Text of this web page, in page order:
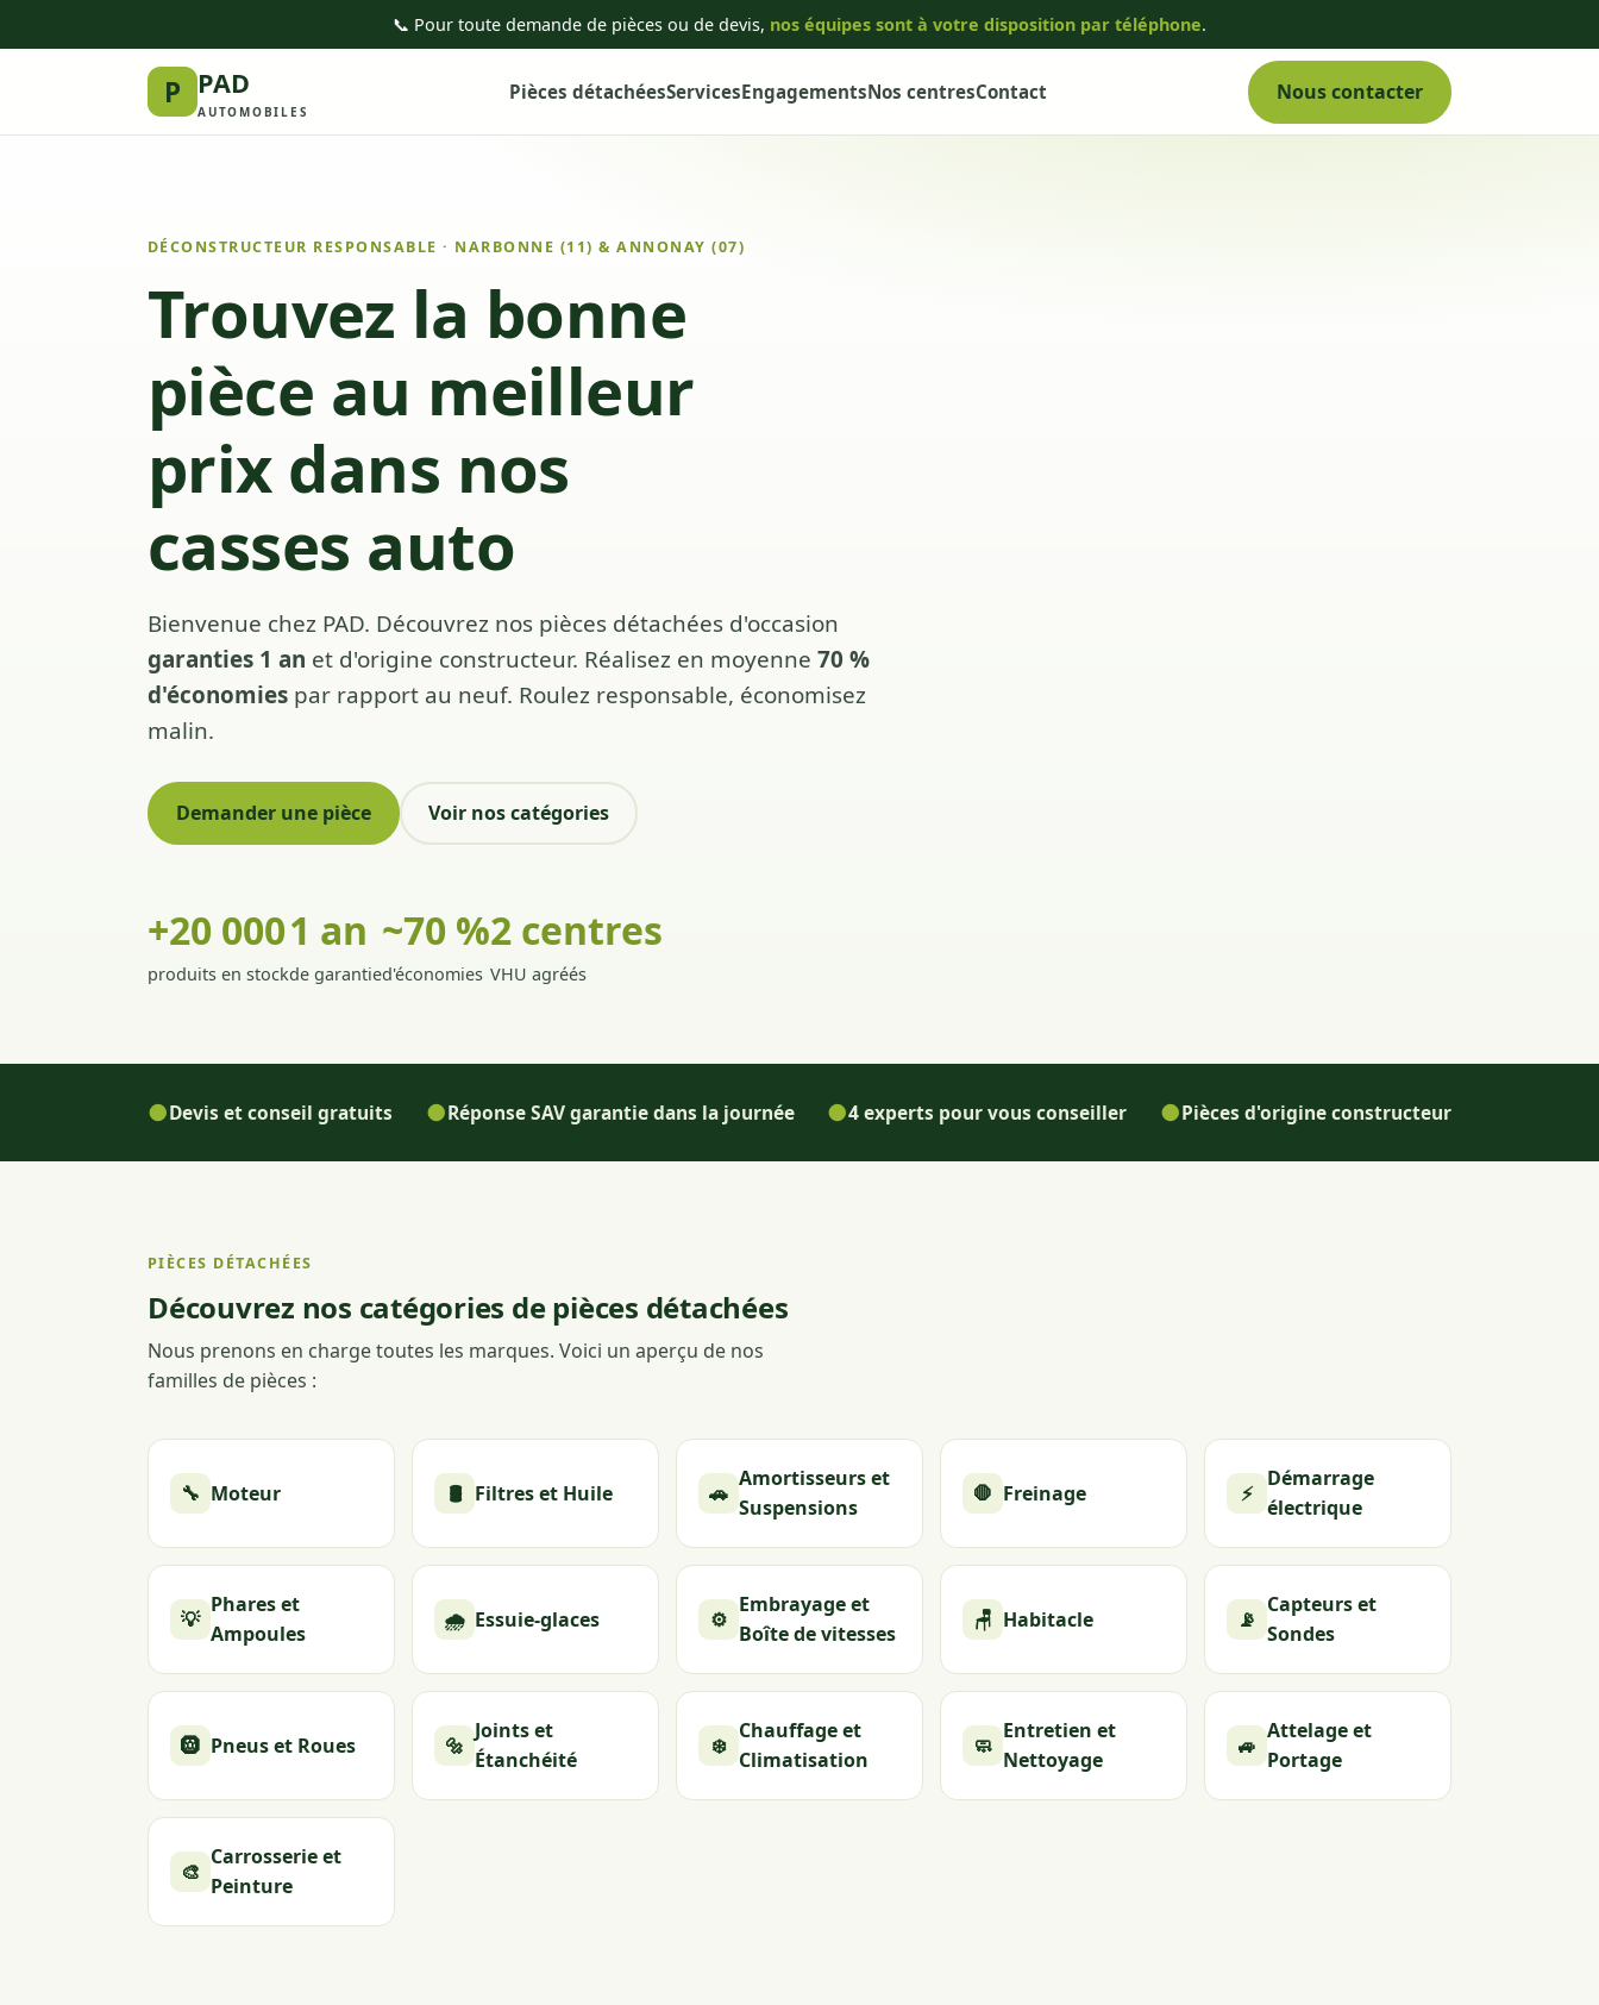
📞 Pour toute demande de pièces ou de devis, nos équipes sont à votre disposition par téléphone.
P PAD
AUTOMOBILES
Pièces détachéesServicesEngagementsNos centresContact Nous contacter
DÉCONSTRUCTEUR RESPONSABLE · NARBONNE (11) & ANNONAY (07)
Trouvez la bonne
pièce au meilleur
prix dans nos
casses auto
Bienvenue chez PAD. Découvrez nos pièces détachées d'occasion
garanties 1 an et d'origine constructeur. Réalisez en moyenne 70 %
d'économies par rapport au neuf. Roulez responsable, économisez
malin.
Demander une pièce Voir nos catégories
+20 000
produits en stock
1 an
de garantie
~70 %
d'économies
2 centres
VHU agréés
●Devis et conseil gratuits ●Réponse SAV garantie dans la journée ●4 experts pour vous conseiller ●Pièces d'origine constructeur
PIÈCES DÉTACHÉES
Découvrez nos catégories de pièces détachées
Nous prenons en charge toutes les marques. Voici un aperçu de nos
familles de pièces :
🔧 Moteur 🛢️ Filtres et Huile 🚗
Amortisseurs et
Suspensions
🛑 Freinage ⚡
Démarrage
électrique
💡
Phares et
Ampoules
🌧️ Essuie-glaces ⚙️
Embrayage et
Boîte de vitesses
🪑 Habitacle 📡
Capteurs et
Sondes
🛞 Pneus et Roues 🔩
Joints et
Étanchéité
❄️
Chauffage et
Climatisation
🧼
Entretien et
Nettoyage
🚙
Attelage et
Portage
🎨
Carrosserie et
Peinture